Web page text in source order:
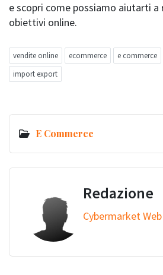
e scopri come possiamo aiutarti
obiettivi online.
vendite online ecommerce e commerce
import export
E Commerce
Redazione
Cybermarket